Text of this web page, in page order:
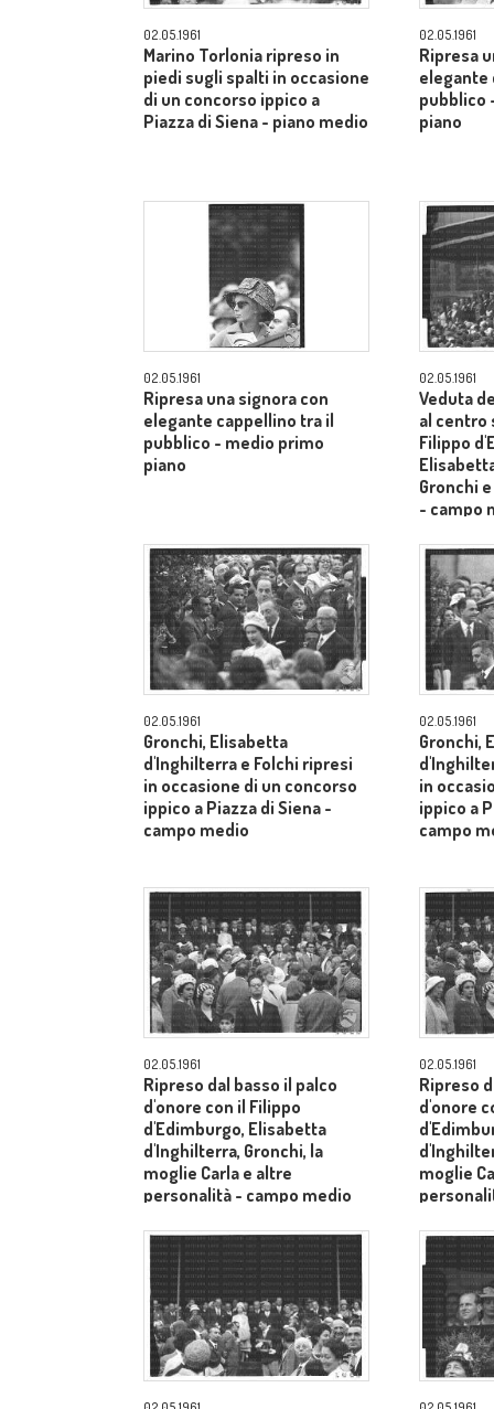
02.05.1961
Marino Torlonia ripreso in
piedi sugli spalti in occasione
di un concorso ippico a
Piazza di Siena - piano medio
02.05.1961
Ripresa
elegante
pubblico
piano
02.05.1961
Ripresa una signora con
elegante cappellino tra il
pubblico - medio primo
piano
02.05.1961
Veduta
al centro
Filippo
Gronchi
- campo
02.05.1961
Gronchi, Elisabetta
d'Inghilterra e Folchi ripresi
in occasione di un concorso
ippico a Piazza di Siena -
campo medio
02.05.1961
Gronchi,
in
ippico a
campo
02.05.1961
Ripreso dal basso il palco
d'onore con il Filippo
d'Edimburgo, Elisabetta
d'Inghilterra, Gronchi, la
moglie Carla e altre
personalità - campo medio
02.05.1961
Ripreso
d'onore
moglie